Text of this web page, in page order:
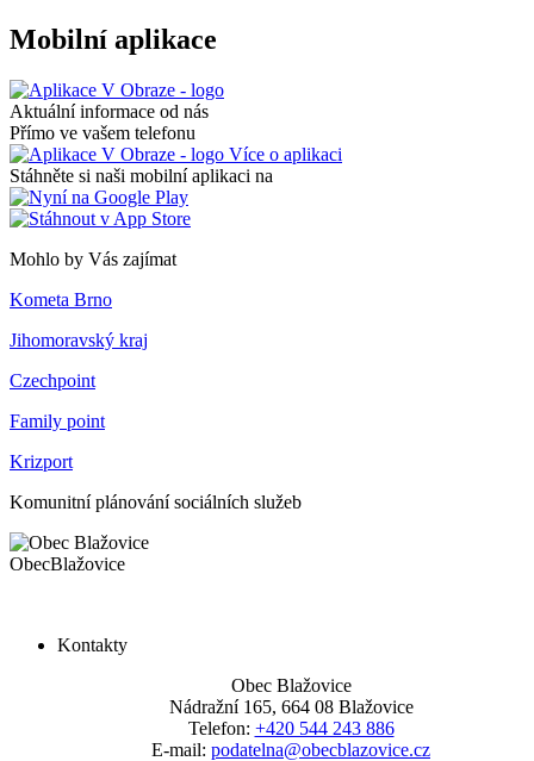
Mobilní aplikace
Aktuální informace od nás
Přímo ve vašem telefonu
Více o aplikaci
Stáhněte si naši mobilní aplikaci na
Mohlo by Vás zajímat
Kometa Brno
Jihomoravský kraj
Czechpoint
Family point
Krizport
Komunitní plánování sociálních služeb
ObecBlažovice
Kontakty
Obec Blažovice
Nádražní 165, 664 08 Blažovice
Telefon: +420 544 243 886
E-mail: podatelna@obecblazovice.cz